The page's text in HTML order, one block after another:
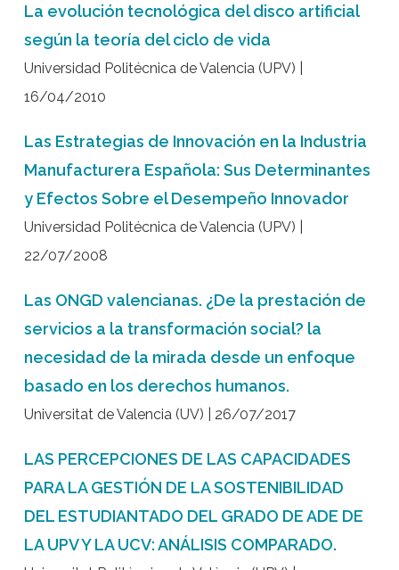
La evolución tecnológica del disco artificial
según la teoría del ciclo de vida
Universidad Politécnica de Valencia (UPV) |
16/04/2010
Las Estrategias de Innovación en la Industria
Manufacturera Española: Sus Determinantes
y Efectos Sobre el Desempeño Innovador
Universidad Politécnica de Valencia (UPV) |
22/07/2008
Las ONGD valencianas. ¿De la prestación de
servicios a la transformación social? la
necesidad de la mirada desde un enfoque
basado en los derechos humanos.
Universitat de Valencia (UV) | 26/07/2017
LAS PERCEPCIONES DE LAS CAPACIDADES
PARA LA GESTIÓN DE LA SOSTENIBILIDAD
DEL ESTUDIANTADO DEL GRADO DE ADE DE
LA UPV Y LA UCV: ANÁLISIS COMPARADO.